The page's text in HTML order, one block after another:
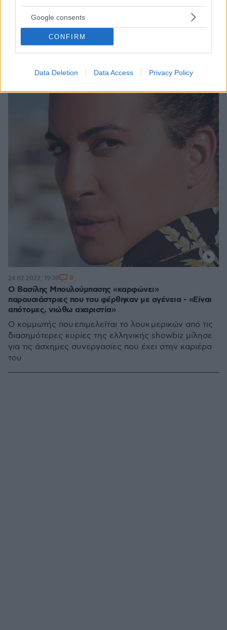
Google consents
CONFIRM
Data Deletion Data Access Privacy Policy
Δείτε το μήνυμα και τη φωτογραφία που ανέβασε ο
γνωστός κομμωτής
Ο Βασίλης Μπουλούμπασης «καρφώνει»
παρουσιάστριες που του φέρθηκαν με αγένεια - «Είναι
απότομες, νιώθω αχαριστία»
Ο κομμωτής που επιμελείται το λουκ μερικών από τις
διασημότερες κυρίες της ελληνικής showbiz μίλησε
για τις άσχημες συνεργασίες που έχει στην καριέρα
του
24.02.2022, 19:30 8